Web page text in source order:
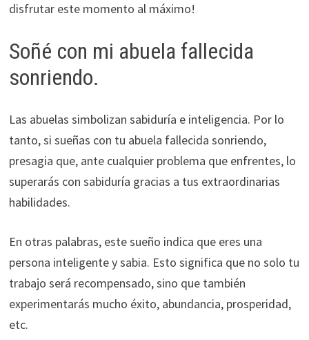
disfrutar este momento al máximo!
Soñé con mi abuela fallecida
sonriendo.
Las abuelas simbolizan sabiduría e inteligencia. Por lo
tanto, si sueñas con tu abuela fallecida sonriendo,
presagia que, ante cualquier problema que enfrentes, lo
superarás con sabiduría gracias a tus extraordinarias
habilidades.
En otras palabras, este sueño indica que eres una
persona inteligente y sabia. Esto significa que no solo tu
trabajo será recompensado, sino que también
experimentarás mucho éxito, abundancia, prosperidad,
etc.